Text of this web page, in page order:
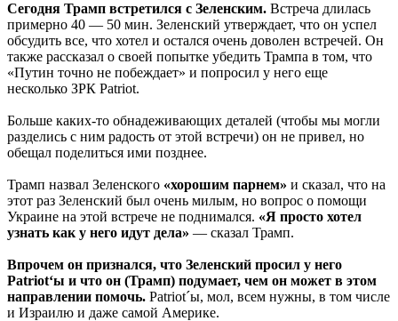
Сегодня Трамп встретился с Зеленским. Встреча длилась
примерно 40 — 50 мин. Зеленский утверждает, что он успел
обсудить все, что хотел и остался очень доволен встречей. Он
также рассказал о своей попытке убедить Трампа в том, что
«Путин точно не побеждает» и попросил у него еще
несколько ЗРК Patriot.
Больше каких-то обнадеживающих деталей (чтобы мы могли
разделись с ним радость от этой встречи) он не привел, но
обещал поделиться ими позднее.
Трамп назвал Зеленского «хорошим парнем» и сказал, что на
этот раз Зеленский был очень милым, но вопрос о помощи
Украине на этой встрече не поднимался. «Я просто хотел
узнать как у него идут дела» — сказал Трамп.
Впрочем он признался, что Зеленский просил у него
Patriot‘ы и что он (Трамп) подумает, чем он может в этом
направлении помочь. Patriot´ы, мол, всем нужны, в том числе
и Израилю и даже самой Америке.